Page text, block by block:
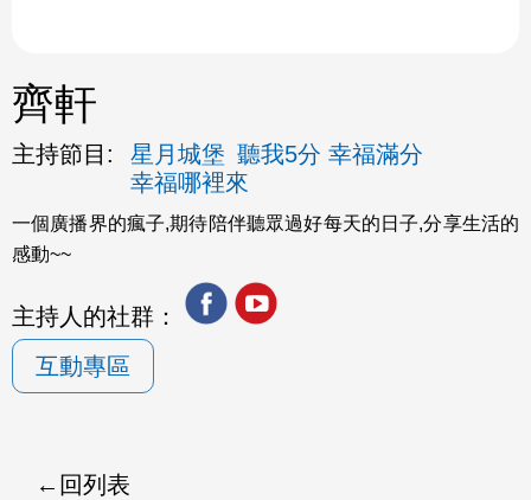
齊軒
主持節目: 星月城堡 聽我5分 幸福滿分
幸福哪裡來
一個廣播界的瘋子,期待陪伴聽眾過好每天的日子,分享生活的
感動~~
主持人的社群：
互動專區
回列表